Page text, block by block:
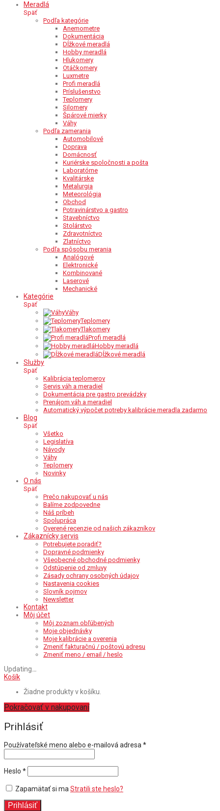
Meradlá
Späť
Podľa kategórie
Anemometre
Dokumentácia
Dĺžkové meradlá
Hobby meradlá
Hlukomery
Otáčkomery
Luxmetre
Profi meradlá
Príslušenstvo
Teplomery
Silomery
Špárové mierky
Váhy
Podľa zamerania
Automobilové
Doprava
Domácnosť
Kuriérske spoločnosti a pošta
Laboratórne
Kvalitárske
Metalurgia
Meteorológia
Obchod
Potravinárstvo a gastro
Stavebníctvo
Stolárstvo
Zdravotníctvo
Zlatníctvo
Podľa spôsobu merania
Analógové
Elektronické
Kombinované
Laserové
Mechanické
Kategórie
Späť
Váhy
Teplomery
Tlakomery
Profi meradlá
Hobby meradlá
Dĺžkové meradlá
Služby
Späť
Kalibrácia teplomerov
Servis váh a meradiel
Dokumentácia pre gastro prevádzky
Prenájom váh a meradiel
Automatický výpočet potreby kalibrácie meradla zadarmo
Blog
Späť
Všetko
Legislatíva
Návody
Váhy
Teplomery
Novinky
O nás
Späť
Prečo nakupovať u nás
Balíme zodpovedne
Náš príbeh
Spolupráca
Overené recenzie od našich zákazníkov
Zákaznícky servis
Potrebujete poradiť?
Dopravné podmienky
Všeobecné obchodné podmienky
Odstúpenie od zmluvy
Zásady ochrany osobných údajov
Nastavenia cookies
Slovník pojmov
Newsletter
Kontakt
Môj účet
Môj zoznam obľúbených
Moje objednávky
Moje kalibrácie a overenia
Zmeniť fakturačnú / poštovú adresu
Zmeniť meno / email / heslo
Updating…
Košík
Žiadne produkty v košíku.
Pokračovať v nakupovaní
Prihlásiť
Používateľské meno alebo e-mailová adresa *Povinné
Heslo *Povinné
Zapamätať si ma Stratili ste heslo?
Prihlásiť